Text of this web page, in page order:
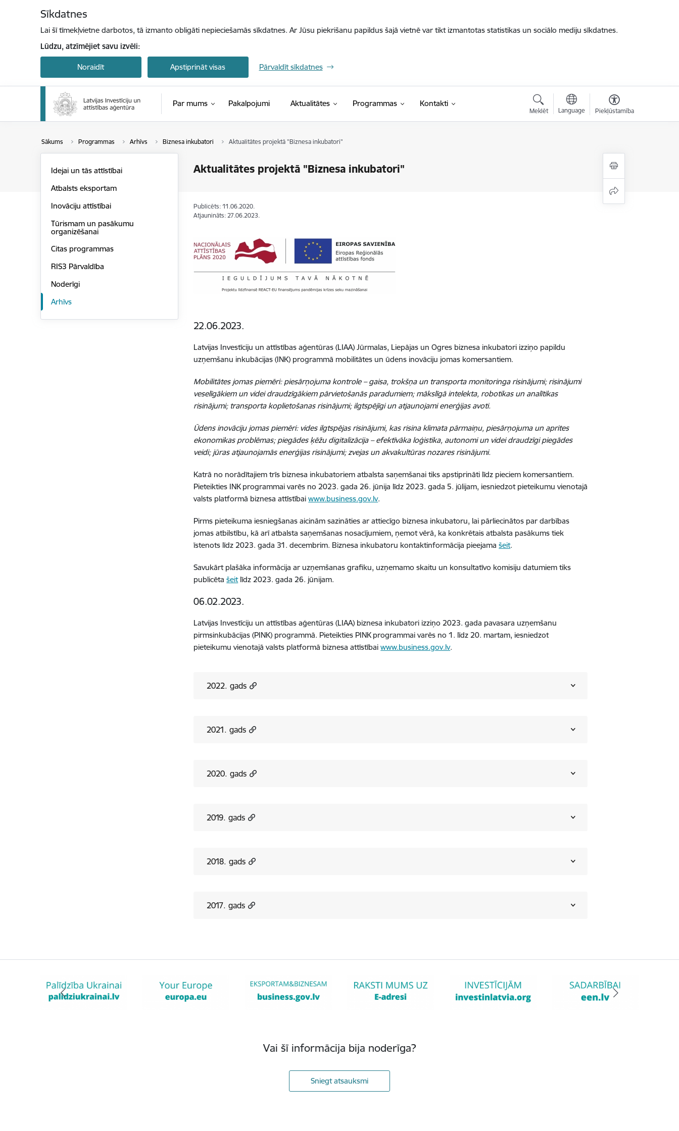
Sīkdatnes
Lai šī tīmekļvietne darbotos, tā izmanto obligāti nepieciešamās sīkdatnes. Ar Jūsu piekrišanu papildus šajā vietnē var tikt izmantotas statistikas un sociālo mediju sīkdatnes.
Lūdzu, atzīmējiet savu izvēli:
Noraidīt Apstiprināt visas Pārvaldīt sīkdatnes
Par mums Pakalpojumi Aktualitātes Programmas Kontakti
Meklēt Language Piekļūstamība
Sākums Programmas Arhīvs Biznesa inkubatori Aktualitātes projektā "Biznesa inkubatori"
Aktualitātes projektā "Biznesa inkubatori"
Idejai un tās attīstībai
Atbalsts eksportam
Inovāciju attīstībai
Tūrismam un pasākumu
organizēšanai
Citas programmas
RIS3 Pārvaldība
Noderīgi
Arhīvs
Publicēts: 11.06.2020.
Atjaunināts: 27.06.2023.
22.06.2023.
Latvijas Investīciju un attīstības aģentūras (LIAA) Jūrmalas, Liepājas un Ogres biznesa inkubatori izziņo papildu
uzņemšanu inkubācijas (INK) programmā mobilitātes un ūdens inovāciju jomas komersantiem.
Mobilitātes jomas piemēri: piesārņojuma kontrole – gaisa, trokšņa un transporta monitoringa risinājumi; risinājumi
veselīgākiem un videi draudzīgākiem pārvietošanās paradumiem; mākslīgā intelekta, robotikas un analītikas
risinājumi; transporta koplietošanas risinājumi; ilgtspējīgi un atjaunojami enerģijas avoti.
Ūdens inovāciju jomas piemēri: vides ilgtspējas risinājumi, kas risina klimata pārmaiņu, piesārņojuma un aprites
ekonomikas problēmas; piegādes ķēžu digitalizācija – efektīvāka loģistika, autonomi un videi draudzīgi piegādes
veidi; jūras atjaunojamās enerģijas risinājumi; zvejas un akvakultūras nozares risinājumi.
Katrā no norādītajiem trīs biznesa inkubatoriem atbalsta saņemšanai tiks apstiprināti līdz pieciem komersantiem.
Pieteikties INK programmai varēs no 2023. gada 26. jūnija līdz 2023. gada 5. jūlijam, iesniedzot pieteikumu vienotajā
valsts platformā biznesa attīstībaiwww.business.gov.lv.
Pirms pieteikuma iesniegšanas aicinām sazināties ar attiecīgo biznesa inkubatoru, lai pārliecinātos par darbības
jomas atbilstību, kā arī atbalsta saņemšanas nosacījumiem, ņemot vērā, ka konkrētais atbalsta pasākums tiek
īstenots līdz 2023. gada 31. decembrim. Biznesa inkubatoru kontaktinformācija pieejamašeit.
Savukārt plašāka informācija ar uzņemšanas grafiku, uzņemamo skaitu un konsultatīvo komisiju datumiem tiks
publicētašeitlīdz 2023. gada 26. jūnijam.
06.02.2023.
Latvijas Investīciju un attīstības aģentūras (LIAA) biznesa inkubatori izziņo 2023. gada pavasara uzņemšanu
pirmsinkubācijas (PINK) programmā. Pieteikties PINK programmai varēs no 1. līdz 20. martam, iesniedzot
pieteikumu vienotajā valsts platformā biznesa attīstībaiwww.business.gov.lv.
2022. gads
2021. gads
2020. gads
2019. gads
2018. gads
2017. gads
Vai šī informācija bija noderīga?
Sniegt atsauksmi